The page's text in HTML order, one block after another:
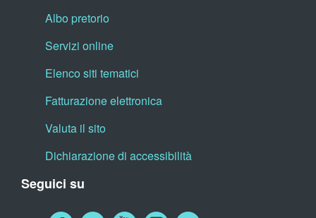
Albo pretorio
Servizi online
Elenco siti tematici
Fatturazione elettronica
Valuta il sito
Dichiarazione di accessibilità
Seguici su